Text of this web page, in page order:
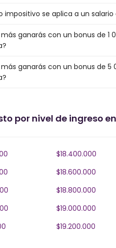
impositivo se aplica a un salario
ganarás con un bonus de 1
ganarás con un bonus de 5
por nivel de ingreso
$18.400.000
$18.600.000
$18.800.000
$19.000.000
$19.200.000